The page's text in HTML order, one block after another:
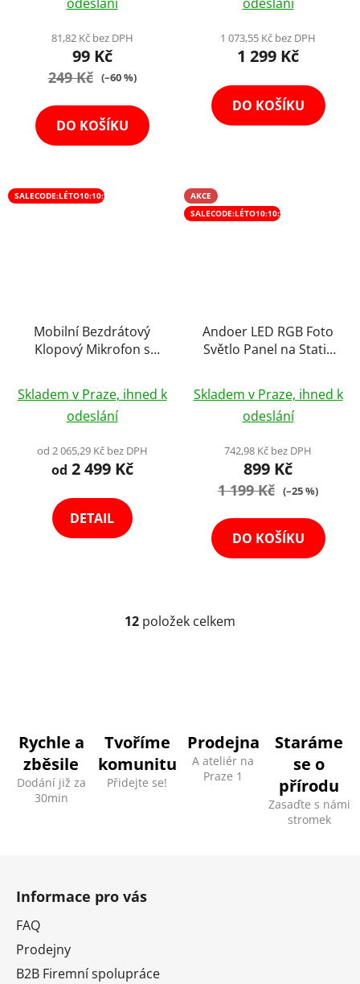
81,82 Kč bez DPH
99 Kč
249 Kč (–60 %)
DO KOŠÍKU
produktu
je
5,0
5
hvězdiček.
1 073,55 Kč bez DPH
1 299 Kč
DO KOŠÍKU
SALECODE:LÉTO10:10:%
Mobilní Bezdrátový
Klopový Mikrofon s
Potlačení hluku
hodnocení
produktu
je
4,0
5
hvězdiček.
Skladem v Praze, ihned k
odeslání
od 2 065,29 Kč bez DPH
od 2 499 Kč
DETAIL
AKCE
SALECODE:LÉTO10:10:%
Andoer LED RGB Foto
Světlo Panel na Stativ
hodnocení
produktu
je
4,3
z
hvězdiček.
Skladem v Praze, ihned k
odeslání
742,98 Kč bez DPH
899 Kč
1 199 Kč (–25 %)
DO KOŠÍKU
O
12 položek celkem
Rychle a
zběsile
Dodání již za
30min
Tvoříme
komunitu
Přidejte se!
Prodejna
A ateliér na
Praze 1
Staráme
se o
přírodu
Zasaďte s námi
stromek
Informace pro vás
FAQ
Prodejny
B2B Firemní spolupráce